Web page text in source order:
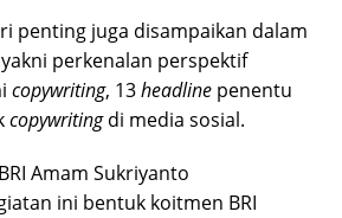
penting juga disampaikan dalam
perkenalan perspektif
copywriting, 13headline penentu
copywritingdi media sosial.
Amam Sukriyanto
ini bentuk koitmen BRI